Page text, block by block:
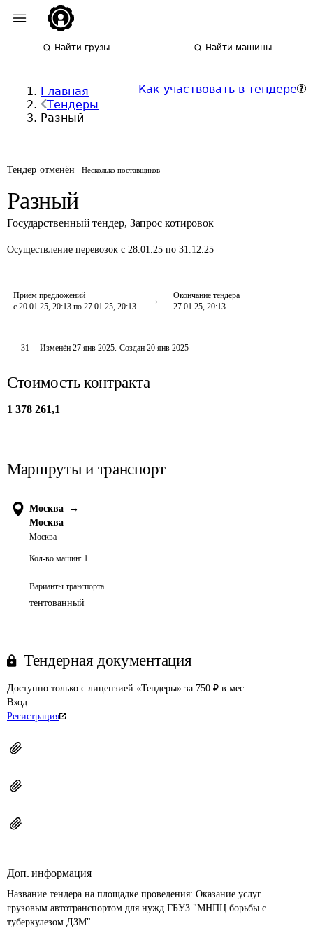
Найти грузы Найти машины
Главная
Тендеры
Разный
Как участвовать в тендере
Тендер отменён Несколько поставщиков
Разный
Государственный тендер, Запрос котировок
Осуществление перевозок с 28.01.25 по 31.12.25
Приём предложений
с 20.01.25, 20:13 по 27.01.25, 20:13
Окончание тендера
27.01.25, 20:13
31 Изменён27 янв 2025. Создан 20 янв 2025
Стоимость контракта
1 378 261,1
Маршруты и транспорт
Москва
→
Москва
Москва
Кол-во машин: 1
Варианты транспорта
тентованный
Тендерная документация
Доступно только с лицензией «Тендеры» за 750 ₽ в мес
Вход
Регистрация
Доп. информация
Название тендера на площадке проведения: Оказание услуг
грузовым автотранспортом для нужд ГБУЗ "МНПЦ борьбы с
туберкулезом ДЗМ"